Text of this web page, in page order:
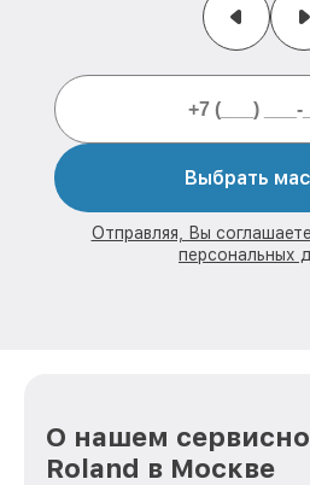
Выбрать
Отправляя, Вы
персональных
О нашем
Roland в Москве